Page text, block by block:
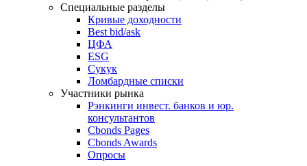
Специальные разделы
Кривые доходности
Best bid/ask
ЦФА
ESG
Сукук
Ломбардные списки
Участники рынка
Рэнкинги инвест. банков и юр.
консультантов
Cbonds Pages
Cbonds Awards
Опросы